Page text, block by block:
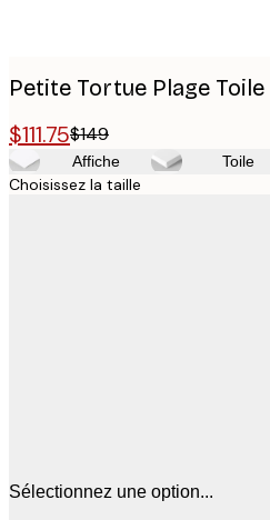
Petite Tortue Plage Toile
$111.75$149
Affiche Toile
Choisissez la taille
Sélectionnez une option...